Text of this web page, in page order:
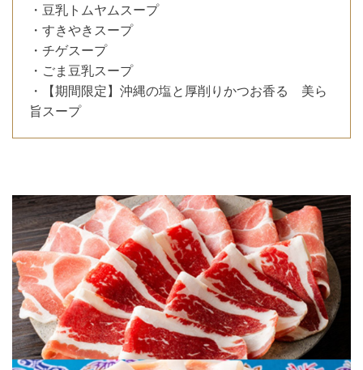
・豆乳トムヤムスープ
・すきやきスープ
・チゲスープ
・ごま豆乳スープ
・【期間限定】沖縄の塩と厚削りかつお香る 美ら
旨スープ